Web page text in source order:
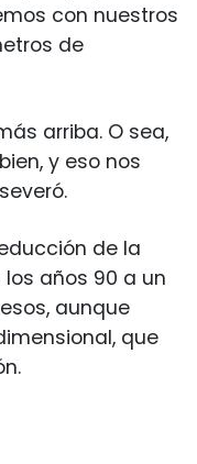
con nuestros
de
arriba. O sea,
y eso nos
de la
los años 90 a un
aunque
que